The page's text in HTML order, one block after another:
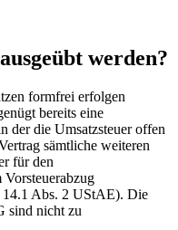
werden?
formfrei erfolgen
bereits eine
der die Umsatzsteuer offen
sämtliche weiteren
für den
14.1 Abs. 2 UStAE). Die
sind nicht zu